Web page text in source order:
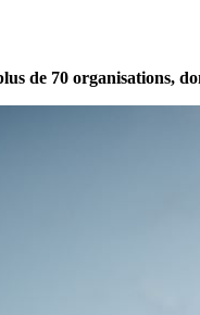
de 70 organisations,